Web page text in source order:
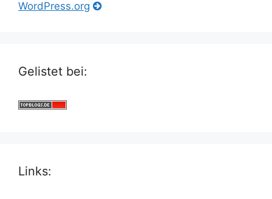
WordPress.org
Gelistet bei:
Links: